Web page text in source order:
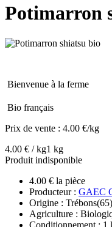
Potimarron
Bienvenue à la ferme
Bio français
Prix de vente : 4.00 €/kg
4.00 € / kg1 kg
Produit indisponible
4.00 € la pièce
Producteur : GAEC
Origine : Trébons(65)
Agriculture :
Conditionnement : 1